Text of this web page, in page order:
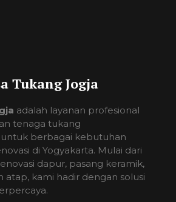
Tukang Jogja
adalah layanan profesional
tenaga tukang
berbagai kebutuhan
di Yogyakarta. Mulai dari
dapur, pasang keramik,
atap, kami hadir dengan solusi